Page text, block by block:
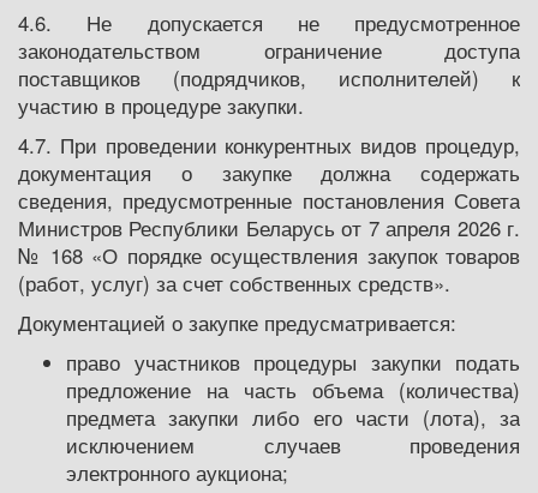
4.6. Не допускается не предусмотренное
законодательством ограничение доступа
поставщиков (подрядчиков, исполнителей) к
участию в процедуре закупки.
4.7. При проведении конкурентных видов процедур,
документация о закупке должна содержать
сведения, предусмотренные постановления Совета
Министров Республики Беларусь от 7 апреля 2026 г.
№ 168 «О порядке осуществления закупок товаров
(работ, услуг) за счет собственных средств».
Документацией о закупке предусматривается:
право участников процедуры закупки подать
предложение на часть объема (количества)
предмета закупки либо его части (лота), за
исключением случаев проведения
электронного аукциона;